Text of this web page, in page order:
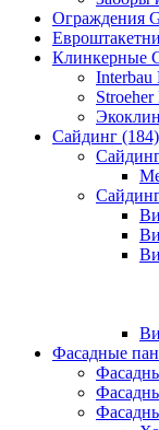
Ограждения
Клинкерные
Interbau
Сайдинг (184)
Фасадные